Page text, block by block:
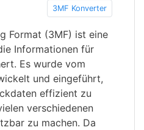
3MF Konverter
Format (3MF) ist eine
Informationen für
Es wurde vom
und eingeführt,
effizient zu
verschiedenen
zu machen. Da